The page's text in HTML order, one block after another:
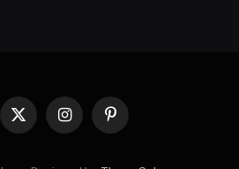
X
InstagramPinterest